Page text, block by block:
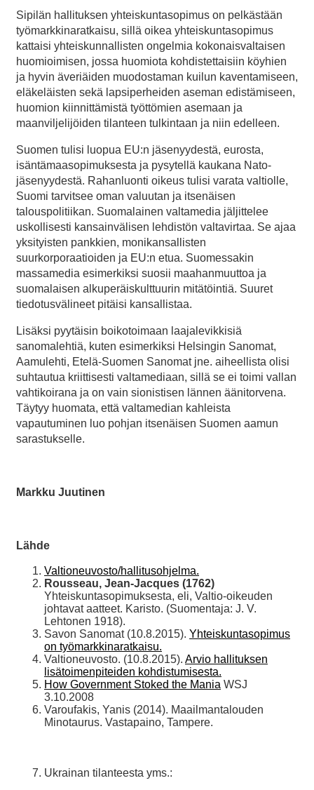
Sipilän hallituksen yhteiskuntasopimus on pelkästään
työmarkkinaratkaisu, sillä oikea yhteiskuntasopimus
kattaisi yhteiskunnallisten ongelmia kokonaisvaltaisen
huomioimisen, jossa huomiota kohdistettaisiin köyhien
ja hyvin äveriäiden muodostaman kuilun kaventamiseen,
eläkeläisten sekä lapsiperheiden aseman edistämiseen,
huomion kiinnittämistä työttömien asemaan ja
maanviljelijöiden tilanteen tulkintaan ja niin edelleen.
Suomen tulisi luopua EU:n jäsenyydestä, eurosta,
isäntämaasopimuksesta ja pysytellä kaukana Nato-
jäsenyydestä. Rahanluonti oikeus tulisi varata valtiolle,
Suomi tarvitsee oman valuutan ja itsenäisen
talouspolitiikan. Suomalainen valtamedia jäljittelee
uskollisesti kansainvälisen lehdistön valtavirtaa. Se ajaa
yksityisten pankkien, monikansallisten
suurkorporaatioiden ja EU:n etua. Suomessakin
massamedia esimerkiksi suosii maahanmuuttoa ja
suomalaisen alkuperäiskulttuurin mitätöintiä. Suuret
tiedotusvälineet pitäisi kansallistaa.
Lisäksi pyytäisin boikotoimaan laajalevikkisiä
sanomalehtiä, kuten esimerkiksi Helsingin Sanomat,
Aamulehti, Etelä-Suomen Sanomat jne. aiheellista olisi
suhtautua kriittisesti valtamediaan, sillä se ei toimi vallan
vahtikoirana ja on vain sionistisen lännen äänitorvena.
Täytyy huomata, että valtamedian kahleista
vapautuminen luo pohjan itsenäisen Suomen aamun
sarastukselle.
Markku Juutinen
Lähde
Valtioneuvosto/hallitusohjelma.
Rousseau, Jean-Jacques (1762)
Yhteiskuntasopimuksesta, eli, Valtio-oikeuden
johtavat aatteet. Karisto. (Suomentaja: J. V.
Lehtonen 1918).
Savon Sanomat (10.8.2015). Yhteiskuntasopimus
on työmarkkinaratkaisu.
Valtioneuvosto. (10.8.2015). Arvio hallituksen
lisätoimenpiteiden kohdistumisesta.
How Government Stoked the Mania WSJ
3.10.2008
Varoufakis, Yanis (2014). Maailmantalouden
Minotaurus. Vastapaino, Tampere.
Ukrainan tilanteesta yms.: